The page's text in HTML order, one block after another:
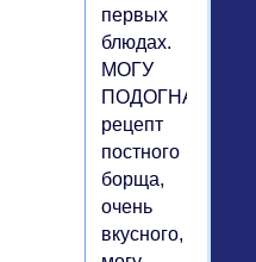
первых
блюдах.
МОГУ
ПОДОГНАТЬ
рецепт
постного
борща,
очень
вкусного,